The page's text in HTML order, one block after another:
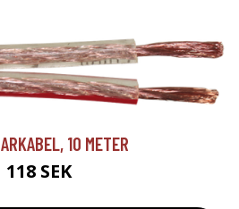
10 METER
118 SEK